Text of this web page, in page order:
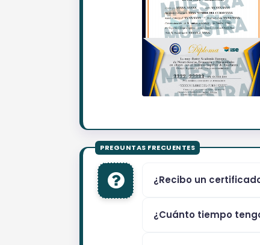
¿Recibo un
¿Cuánto tiempo